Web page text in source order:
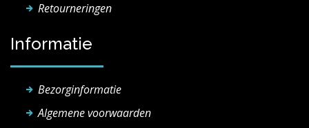
Retourneringen
Informatie
Bezorginformatie
Algemene voorwaarden